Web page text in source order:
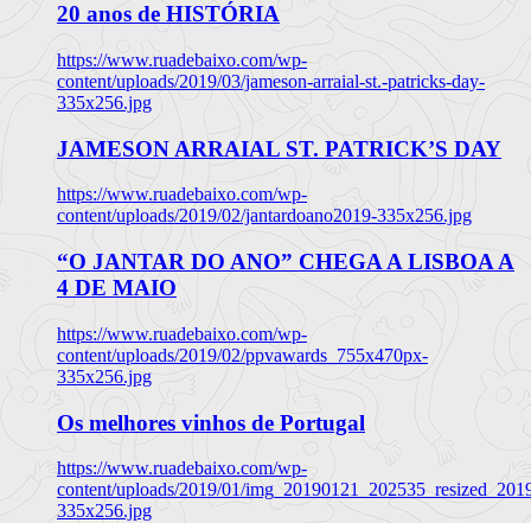
20 anos de HISTÓRIA
https://www.ruadebaixo.com/wp-
content/uploads/2019/03/jameson-arraial-st.-patricks-day-
335x256.jpg
JAMESON ARRAIAL ST. PATRICK’S DAY
https://www.ruadebaixo.com/wp-
content/uploads/2019/02/jantardoano2019-335x256.jpg
“O JANTAR DO ANO” CHEGA A LISBOA A
4 DE MAIO
https://www.ruadebaixo.com/wp-
content/uploads/2019/02/ppvawards_755x470px-
335x256.jpg
Os melhores vinhos de Portugal
https://www.ruadebaixo.com/wp-
content/uploads/2019/01/
335x256.jpg